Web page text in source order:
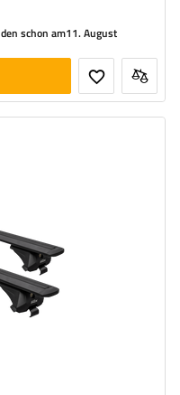
schon am11. August